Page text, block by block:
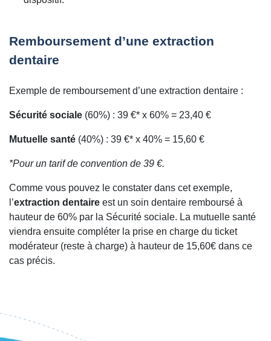
Remboursement d’une extraction
dentaire
Exemple de remboursement d’une extraction dentaire :
Sécurité sociale (60%) : 39 €* x 60% = 23,40 €
Mutuelle santé (40%) : 39 €* x 40% = 15,60 €
*Pour un tarif de convention de 39 €.
Comme vous pouvez le constater dans cet exemple,
l’extraction dentaire est un soin dentaire remboursé à
hauteur de 60% par la Sécurité sociale. La mutuelle santé
viendra ensuite compléter la prise en charge du ticket
modérateur (reste à charge) à hauteur de 15,60€ dans ce
cas précis.